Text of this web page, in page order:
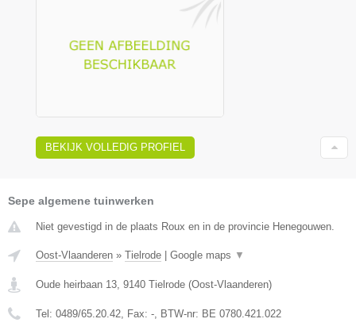
BEKIJK VOLLEDIG PROFIEL
Sepe algemene tuinwerken
Niet gevestigd in de plaats Roux en in de provincie Henegouwen.
Oost-Vlaanderen » Tielrode Google maps ▼
Oude heirbaan 13, 9140 Tielrode (Oost-Vlaanderen)
Tel: 0489/65.20.42, Fax: -, BTW-nr: BE 0780.421.022